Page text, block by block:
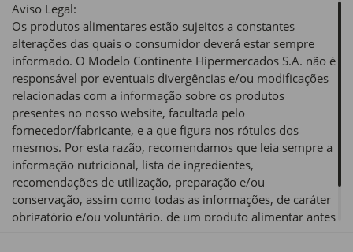
Aviso Legal:
Os produtos alimentares estão sujeitos a constantes
alterações das quais o consumidor deverá estar sempre
informado. O Modelo Continente Hipermercados S.A. não é
responsável por eventuais divergências e/ou modificações
relacionadas com a informação sobre os produtos
presentes no nosso website, facultada pelo
fornecedor/fabricante, e a que figura nos rótulos dos
mesmos. Por esta razão, recomendamos que leia sempre a
informação nutricional, lista de ingredientes,
recomendações de utilização, preparação e/ou
conservação, assim como todas as informações, de caráter
obrigatório e/ou voluntário, de um produto alimentar antes